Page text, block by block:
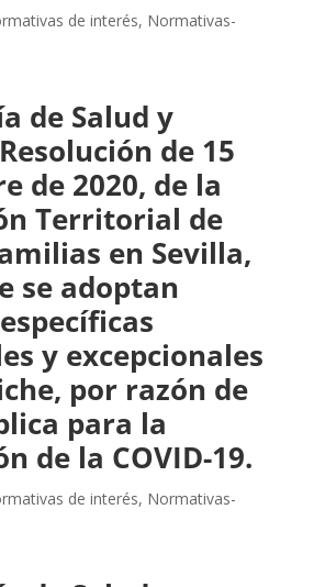
de interés, Normativas-
de Salud y
de 15
de 2020, de la
Territorial de
en Sevilla,
se adoptan
y excepcionales
por razón de
para la
de la COVID-19.
de interés, Normativas-